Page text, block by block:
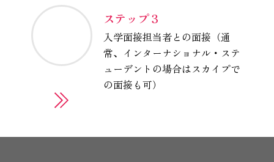
ステップ 3
入学面接担当者との面接（通
常、インターナショナル・ステ
ューデントの場合はスカイプで
の面接も可）